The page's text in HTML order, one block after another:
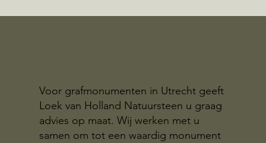
Voor grafmonumenten in Utrecht geeft
Loek van Holland Natuursteen u graag
advies op maat. Wij werken met u
samen om tot een waardig monument